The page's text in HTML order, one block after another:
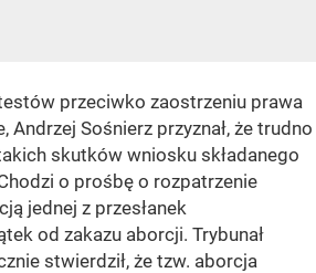
przeciwko zaostrzeniu prawa
Andrzej Sośnierz przyznał, że trudno
skutków wniosku składanego
o prośbę o rozpatrzenie
jednej z przesłanek
od zakazu aborcji. Trybunał
stwierdził, że tzw. aborcja